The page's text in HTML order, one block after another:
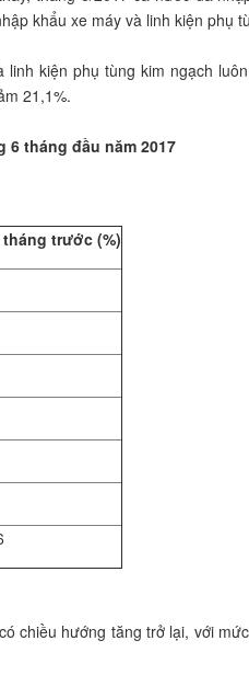
khẩu xe máy và linh kiện
kiện phụ tùng kim ngạch
21,1%.
tháng đầu năm 2017
trước (%)
chiều hướng tăng trở lại, với